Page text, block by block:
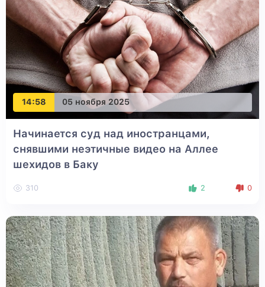
14:58 05 ноября 2025
Начинается суд над иностранцами,
снявшими неэтичные видео на Аллее
шехидов в Баку
310 2 0